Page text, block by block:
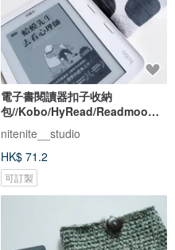
電子書閱讀器扣子收納
包//Kobo/HyRead/Readmoo系
列(客製化布料)
nitenite__studio
HK$ 71.2
可訂製